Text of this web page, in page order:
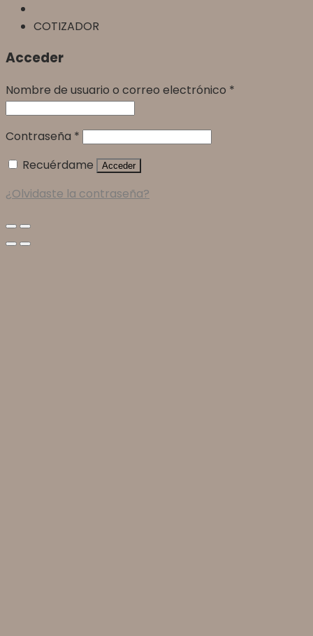
COTIZADOR
Acceder
Nombre de usuario o correo electrónico *
Contraseña *
Recuérdame
Acceder
¿Olvidaste la contraseña?